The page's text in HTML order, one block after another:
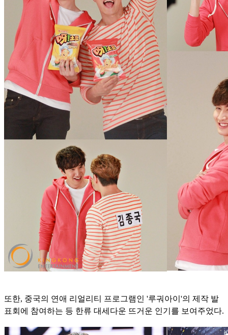
또한, 중국의 연애 리얼리티 프로그램인 '루궈아이'의 제작 발
표회에 참여하는 등 한류 대세다운 뜨거운 인기를 보여주었다.